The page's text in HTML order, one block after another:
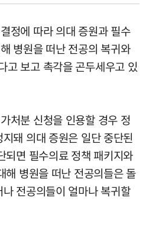
정에 따라 의대 증원과 필수
병원을 떠난 전공의 복귀와
고 보고 촉각을 곤두세우고 있
처분 신청을 인용할 경우 정
돼 의대 증원은 일단 중단된
되면 필수의료 정책 패키지와
병원을 떠난 전공의들은 돌
전공의들이 얼마나 복귀할